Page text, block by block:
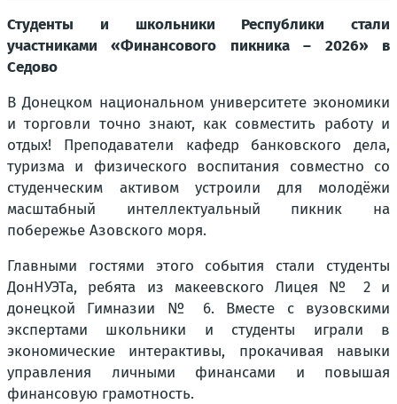
Студенты и школьники Республики стали
участниками «Финансового пикника – 2026» в
Седово
В Донецком национальном университете экономики
и торговли точно знают, как совместить работу и
отдых! Преподаватели кафедр банковского дела,
туризма и физического воспитания совместно со
студенческим активом устроили для молодёжи
масштабный интеллектуальный пикник на
побережье Азовского моря.
Главными гостями этого события стали студенты
ДонНУЭТа, ребята из макеевского Лицея № 2 и
донецкой Гимназии № 6. Вместе с вузовскими
экспертами школьники и студенты играли в
экономические интерактивы, прокачивая навыки
управления личными финансами и повышая
финансовую грамотность.